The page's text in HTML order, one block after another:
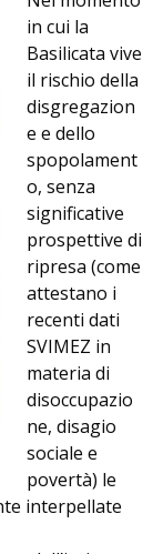
in cui la
Basilicata vive
il rischio della
disgregazion
e e dello
spopolament
o, senza
significative
prospettive di
ripresa (come
attestano i
recenti dati
SVIMEZ in
materia di
disoccupazio
ne, disagio
sociale e
povertà) le
interpellate